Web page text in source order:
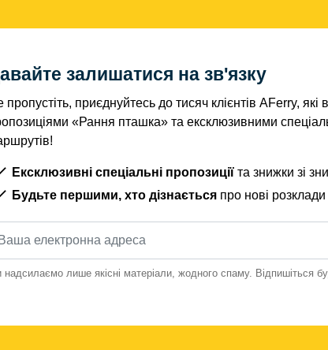
залишатися на зв'язку
пропустіть, приєднуйтесь до тисяч клієнтів AFerry,
«Рання пташка» та ексклюзивними
Ексклюзивні спеціальні пропозиції та знижки зі
Будьте першими, хто дізнається про нові розклади
надсилаємо лише якісні матеріали, жодного спаму. Відпишіться